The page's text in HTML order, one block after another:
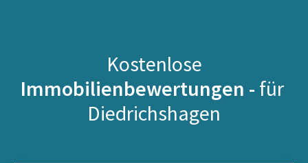
Kostenlose
Immobilienbewertungen - für
Diedrichshagen